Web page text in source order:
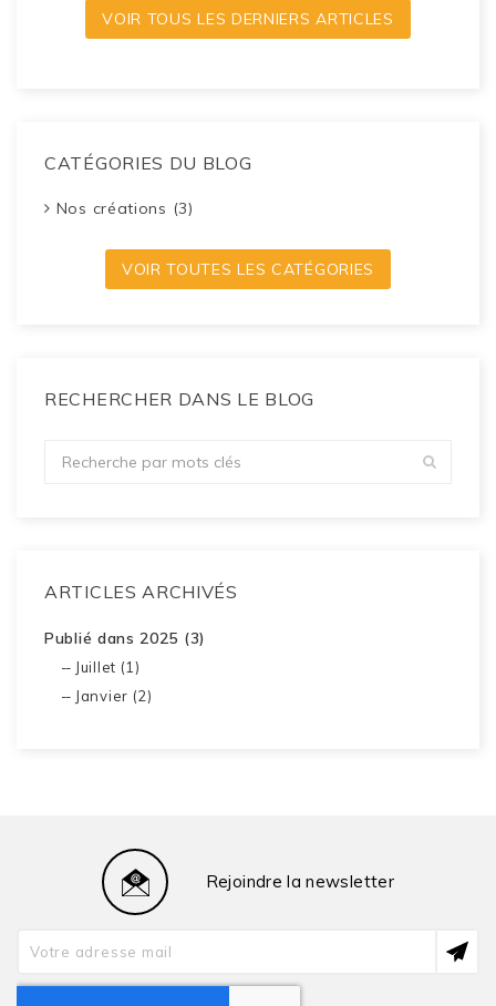
VOIR TOUS LES DERNIERS ARTICLES
CATÉGORIES DU BLOG
Nos créations (3)
VOIR TOUTES LES CATÉGORIES
RECHERCHER DANS LE BLOG
ARTICLES ARCHIVÉS
Publié dans 2025 (3)
Juillet (1)
Janvier (2)
Rejoindre la newsletter